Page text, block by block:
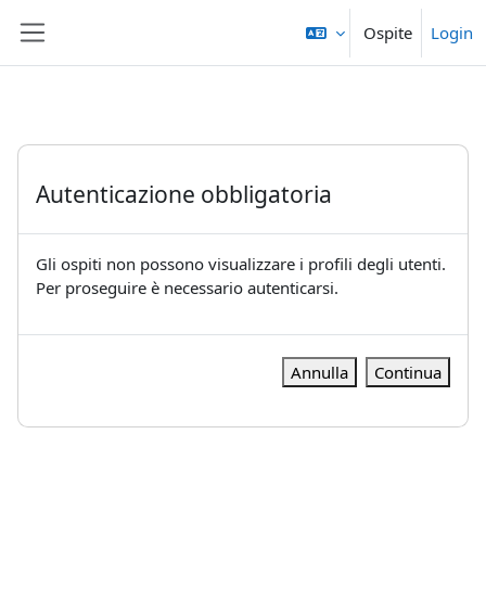
Ospite Login
Autenticazione obbligatoria
Gli ospiti non possono visualizzare i profili degli utenti.
Per proseguire è necessario autenticarsi.
Annulla Continua